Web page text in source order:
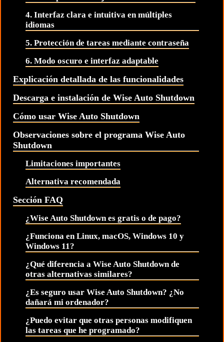
4. Interfaz clara e intuitiva en múltiples
idiomas
5. Protección de tareas mediante contraseña
6. Modo oscuro e interfaz adaptable
Explicación detallada de las funcionalidades
Descarga e instalación de Wise Auto Shutdown
Cómo usar Wise Auto Shutdown
Observaciones sobre el programa Wise Auto
Shutdown
Limitaciones importantes
Alternativa recomendada
Sección FAQ
¿Wise Auto Shutdown es gratis o de pago?
¿Funciona en Linux, macOS, Windows 10 y
Windows 11?
¿Qué diferencia a Wise Auto Shutdown de
otras alternativas similares?
¿Es seguro usar Wise Auto Shutdown? ¿No
dañará mi ordenador?
¿Puedo evitar que otras personas modifiquen
las tareas que he programado?